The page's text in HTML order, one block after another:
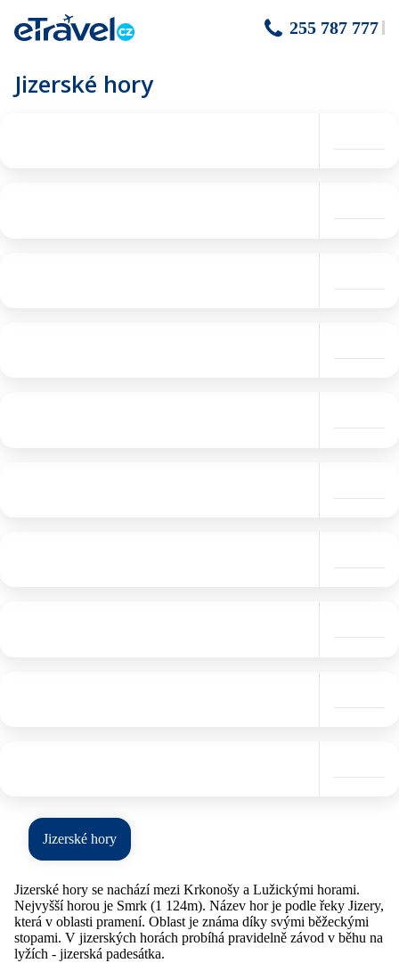
255 787 777
Jizerské hory
Jizerské hory
Jizerské hory se nachází mezi Krkonošy a Lužickými horami.
Nejvyšší horou je Smrk (1 124m). Název hor je podle řeky Jizery,
která v oblasti pramení. Oblast je známa díky svými běžeckými
stopami. V jizerských horách probíhá pravidelně závod v běhu na
lyžích - jizerská padesátka.